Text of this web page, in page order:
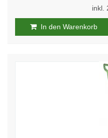
inkl.
In den Warenkorb